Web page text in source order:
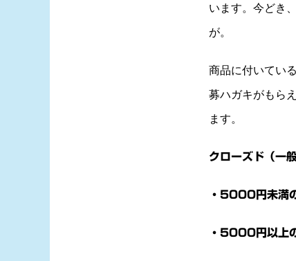
います。 今どき
が。
商品に付いてい
募ハガキがもら
ます。
クローズド（一
・5000円未満
・5000円以上